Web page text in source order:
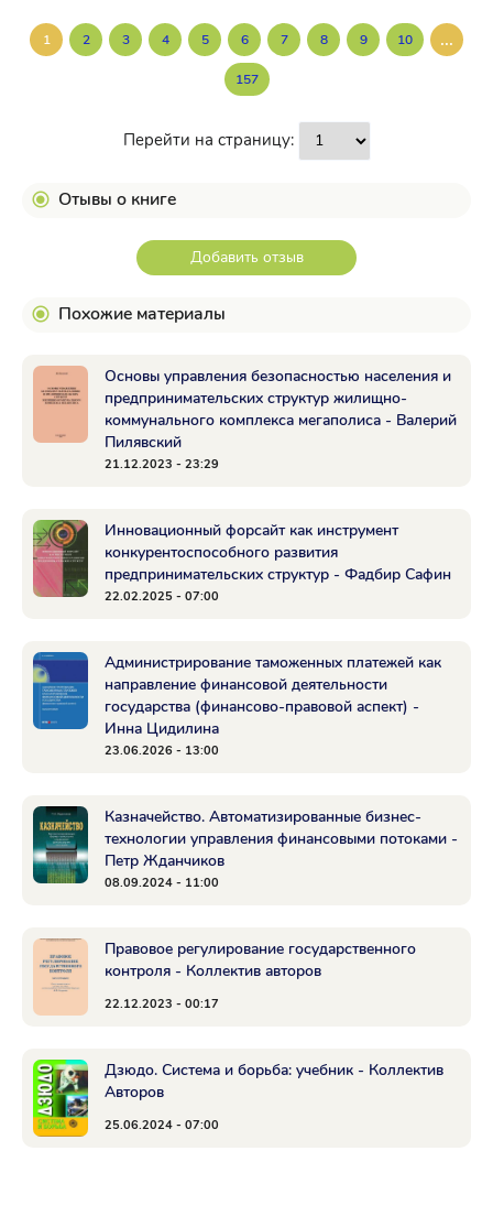
1 2 3 4 5 6 7 8 9 10 ...
157
Перейти на страницу:
Отывы о книге
Добавить отзыв
Похожие материалы
Основы управления безопасностью населения и
предпринимательских структур жилищно-
коммунального комплекса мегаполиса - Валерий
Пилявский
21.12.2023 - 23:29
Инновационный форсайт как инструмент
конкурентоспособного развития
предпринимательских структур - Фадбир Сафин
22.02.2025 - 07:00
Администрирование таможенных платежей как
направление финансовой деятельности
государства (финансово-правовой аспект) -
Инна Цидилина
23.06.2026 - 13:00
Казначейство. Автоматизированные бизнес-
технологии управления финансовыми потоками -
Петр Жданчиков
08.09.2024 - 11:00
Правовое регулирование государственного
контроля - Коллектив авторов
22.12.2023 - 00:17
Дзюдо. Система и борьба: учебник - Коллектив
Авторов
25.06.2024 - 07:00